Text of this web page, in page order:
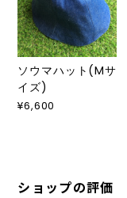
ソウマハット(Mサ
イズ)
¥6,600
ショップの評価